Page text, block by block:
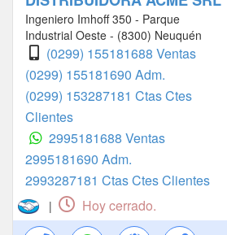
Ingeniero Imhoff 350 - Parque
Industrial Oeste - (8300) Neuquén
(0299) 155181688 Ventas
(0299) 155181690 Adm.
(0299) 153287181 Ctas Ctes
Clientes
2995181688 Ventas
2995181690 Adm.
2993287181 Ctas Ctes Clientes
| Hoy cerrado.